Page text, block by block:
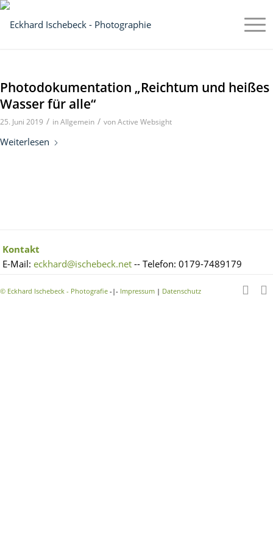
Photodokumentation „Reichtum und heißes
Wasser für alle“
25. Juni 2019 / inAllgemein / vonActive Websight
Weiterlesen
Kontakt
E-Mail: eckhard@ischebeck.net -- Telefon: 0179-7489179
© Eckhard Ischebeck - Photografie -|- Impressum | Datenschutz